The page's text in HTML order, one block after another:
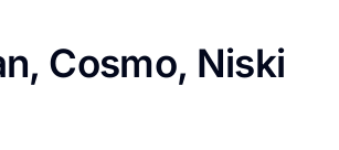
Cosmo, Niski